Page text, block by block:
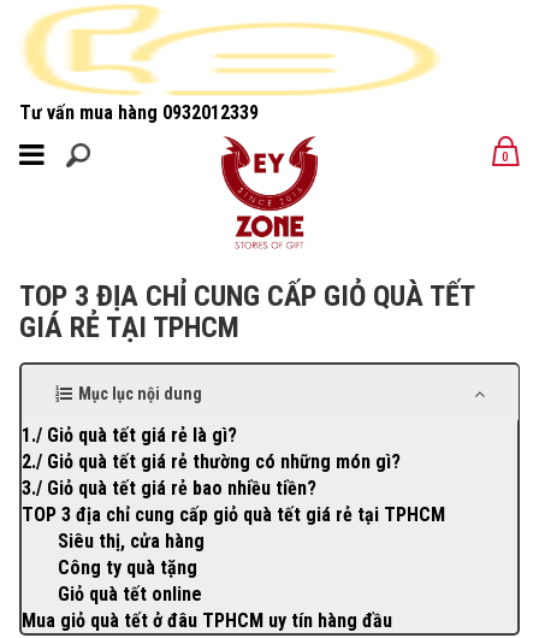
Tư vấn mua hàng 0932012339
MENU 0
TOP 3 ĐỊA CHỈ CUNG CẤP GIỎ QUÀ TẾT
GIÁ RẺ TẠI TPHCM
Mục lục nội dung
1./ Giỏ quà tết giá rẻ là gì?
2./ Giỏ quà tết giá rẻ thường có những món gì?
3./ Giỏ quà tết giá rẻ bao nhiều tiền?
TOP 3 địa chỉ cung cấp giỏ quà tết giá rẻ tại TPHCM
Siêu thị, cửa hàng
Công ty quà tặng
Giỏ quà tết online
Mua giỏ quà tết ở đâu TPHCM uy tín hàng đầu